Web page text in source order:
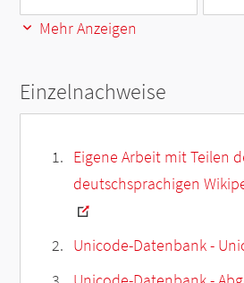
Mehr Anzeigen
Einzelnachweise
Eigene Arbeit mit Teilen
deutschsprachigen
Unicode-Datenbank -